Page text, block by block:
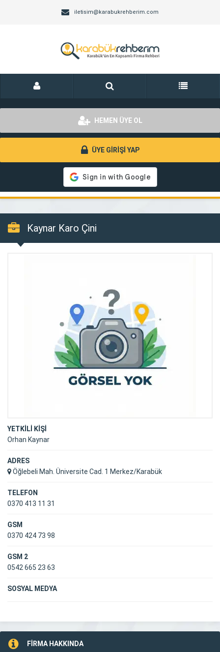
iletisim@karabukrehberim.com
HEMEN ÜYE OL
ÜYE GİRİŞİ YAP
Kaynar Karo Çini
YETKİLİ KİŞİ
Orhan Kaynar
ADRES
Öğlebeli Mah. Üniversite Cad. 1 Merkez/Karabük
TELEFON
0370 413 11 31
GSM
0370 424 73 98
GSM 2
0542 665 23 63
SOSYAL MEDYA
FİRMA HAKKINDA